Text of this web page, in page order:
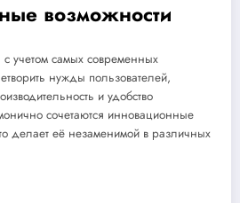
возможности
с учетом самых современных
нужды пользователей,
и удобство
сочетаются инновационные
делает её незаменимой в различных